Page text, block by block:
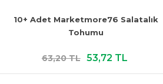
10+ Adet Marketmore76 Salatalık
Tohumu
63,20 TL 53,72 TL